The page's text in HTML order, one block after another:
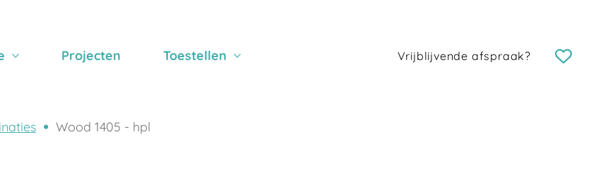
Projecten Toestellen Vrijblijvende afspraak?
Wood 1405 - hpl